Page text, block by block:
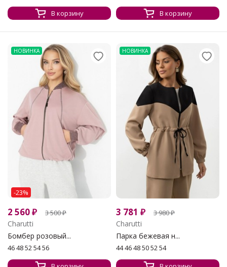
В корзину
В корзину
НОВИНКА
-23%
2 560₽ 3 500₽
Charutti
Бомбер розовый...
46 48 52 54 56
НОВИНКА
3 781 ₽ 3 980₽
Charutti
Парка бежевая н...
44 46 48 50 52 54